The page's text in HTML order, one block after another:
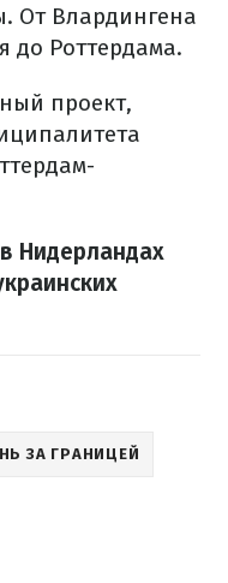
От Влардингена
до Роттердама.
проект,
в Нидерландах
ЗА ГРАНИЦЕЙ